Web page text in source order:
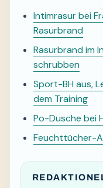
Intimrasur bei
Rasurbrand
Rasurbrand im
schrubben
Sport-BH aus,
dem Training
Po-Dusche bei
Feuchttücher-